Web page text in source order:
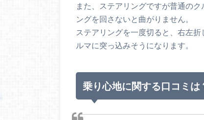
また、ステアリングですが普通の
ングを回さないと曲がりません。
ステアリングを一度切ると、右左
ルマに突っ込みそうになります。
乗り心地に関する口コミは